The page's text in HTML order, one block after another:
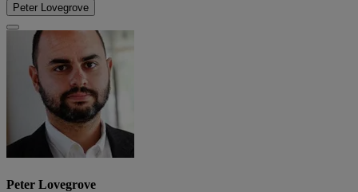
Peter Lovegrove
Peter Lovegrove